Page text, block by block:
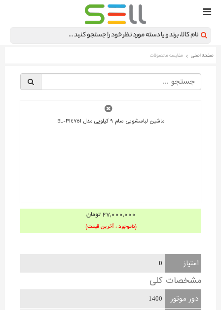
صفحه اصلی مقایسه محصولات
§
ماشین لباسشویی سام 9 کیلویی مدل BL-P1475I
27,000,000 تومان
(ناموجود ، آخرین قیمت)
امتیاز 0
مشخصات کلی
دور موتور 1400